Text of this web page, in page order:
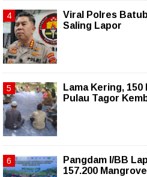
Viral Polres
Saling Lapor
Lama Kering,
Pulau Tagor
Pangdam I/BB
157.200 Mangrove